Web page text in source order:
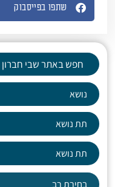
שתפו בפייסבוק